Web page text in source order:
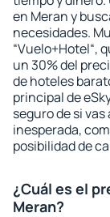
en Meran y
necesidades.
“Vuelo+Hotel“,
un 30% del
de hoteles
principal de
seguro de si
inesperada,
posibilidad de
¿Cuál es el
Meran?